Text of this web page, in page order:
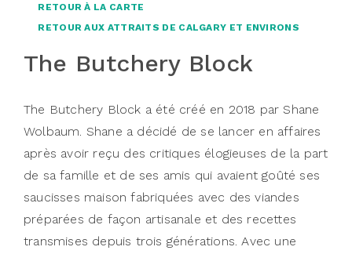
RETOUR À LA CARTE
RETOUR AUX ATTRAITS DE CALGARY ET ENVIRONS
The Butchery Block
The Butchery Block a été créé en 2018 par Shane
Wolbaum. Shane a décidé de se lancer en affaires
après avoir reçu des critiques élogieuses de la part
de sa famille et de ses amis qui avaient goûté ses
saucisses maison fabriquées avec des viandes
préparées de façon artisanale et des recettes
transmises depuis trois générations. Avec une